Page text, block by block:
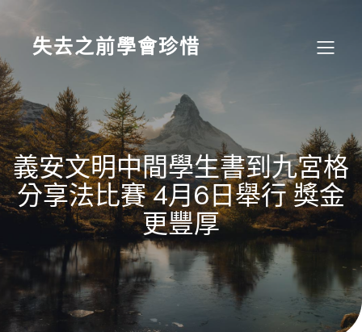
content
失去之前學會珍惜
義安文明中間學生書到九宮格
分享法比賽 4月6日舉行 獎金
更豐厚